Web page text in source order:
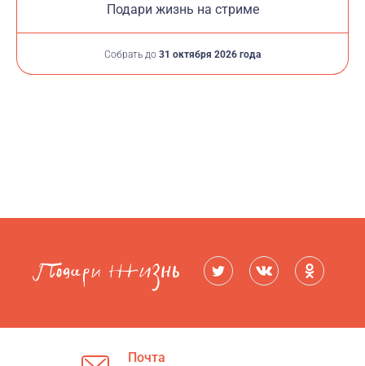
Подари жизнь на стриме
Собрать до 31 октября 2026 года
Почта